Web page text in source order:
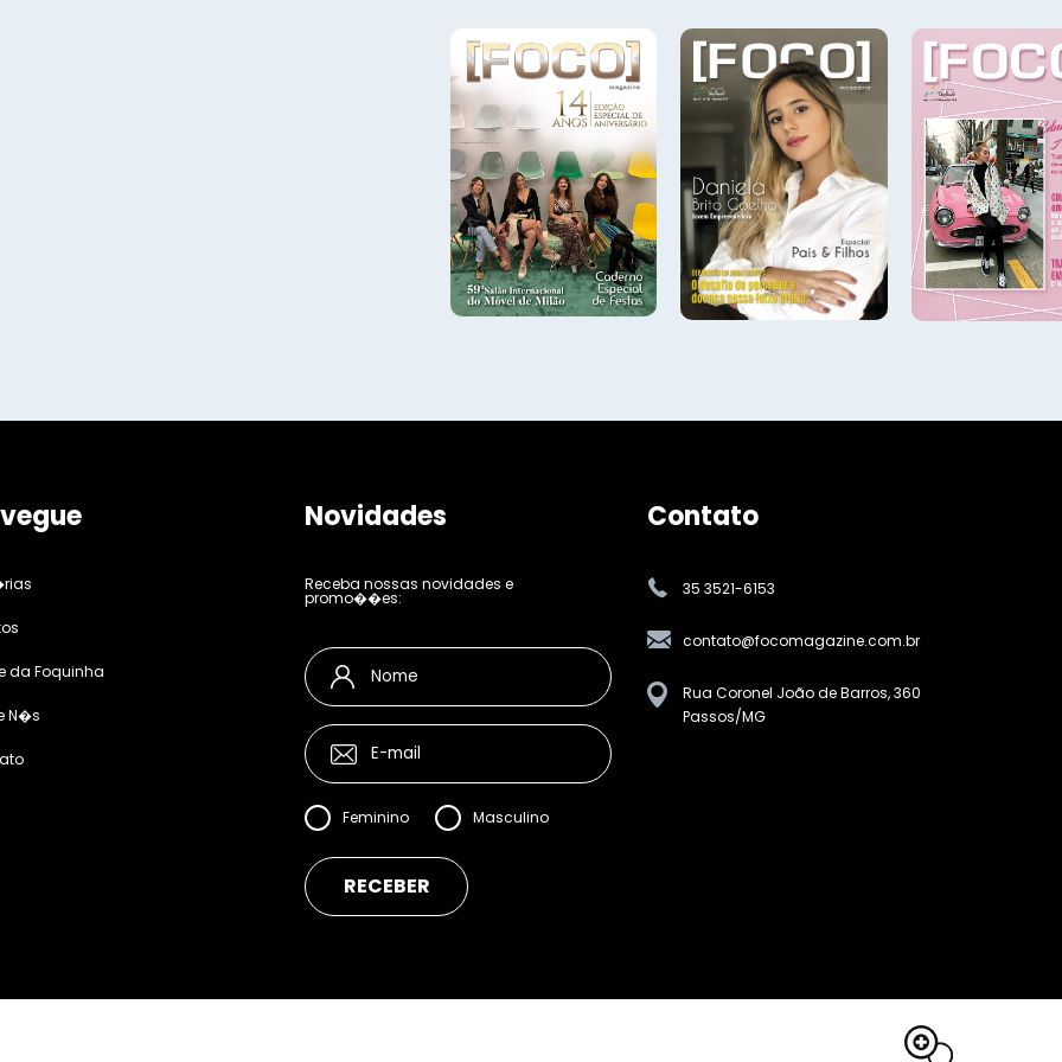
da Foquinha
N�s
Novidades
Receba nossas novidades e
promo��es:
Feminino Masculino
Contato
35 3521-6153
contato@focomagazine.com.br
Rua Coronel João de Barros, 360
Passos/MG